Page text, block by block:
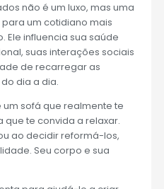
não é um luxo, mas uma
um cotidiano mais
Ele influencia sua saúde
suas interações sociais
de recarregar as
dia a dia.
sofá que realmente te
te convida a relaxar.
ao decidir reformá-los,
Seu corpo e sua